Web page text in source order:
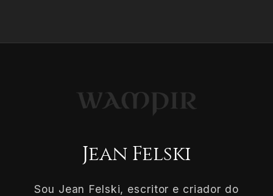
Jean Felski
Sou Jean Felski, escritor e criador do